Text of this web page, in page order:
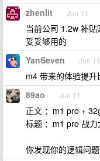
zhenlit Jun 11
当前公司 1.2w 补
妥妥够用的
YanSeven Jun
m4 带来的体验提
89ao Jun 11
正文 ：m1 pro +
标题 ：m1 pro 战
你发现你的逻辑问